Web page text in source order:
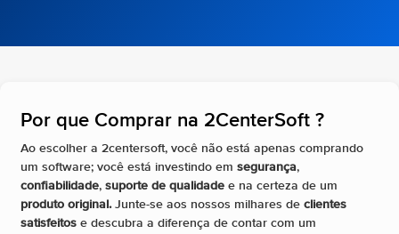
Por que Comprar na 2CenterSoft ?​
Ao escolher a 2centersoft, você não está apenas comprando
um software; você está investindo em segurança,
confiabilidade, suporte de qualidade e na certeza de um
produto original.Junte-se aos nossos milhares de clientes
satisfeitos e descubra a diferença de contar com um